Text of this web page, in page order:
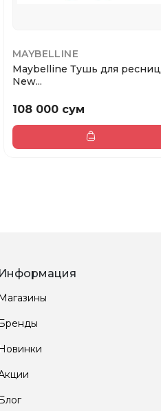
MAYBELLINE
Maybelline Тушь для ресниц
New...
108 000 сум
Информация
Магазины
Бренды
Новинки
Блог